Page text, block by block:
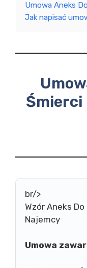
Umowa Aneks
Jak napisać
Śmierci
br/>
Wzór Aneks
Najemcy
Umowa